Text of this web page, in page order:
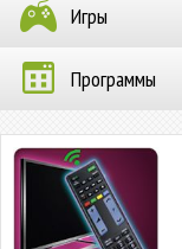
Игры
Программы